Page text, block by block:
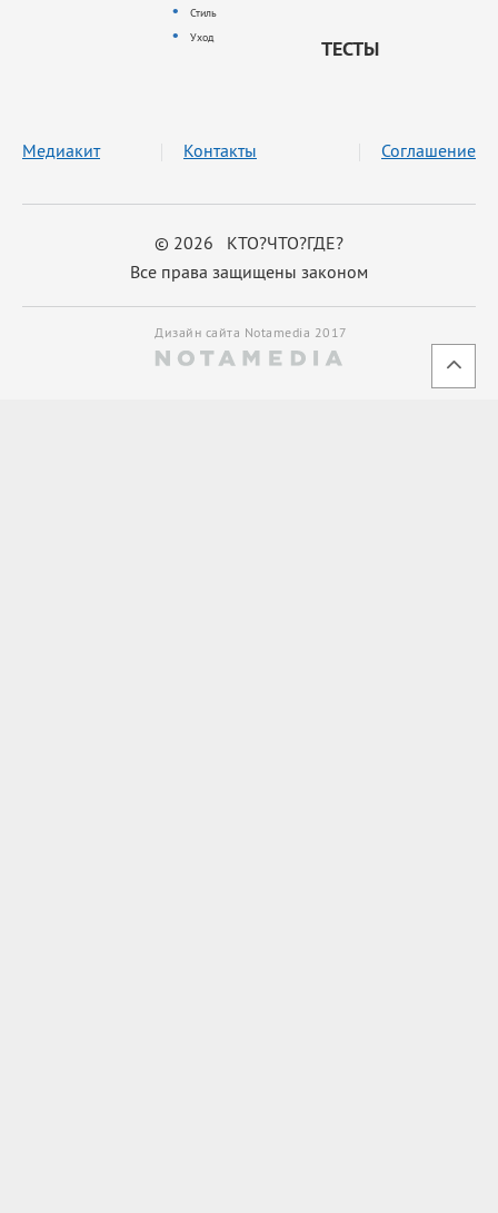
Стиль
Уход
ТЕСТЫ
© 2026 КТО?ЧТО?ГДЕ?
Все права защищены законом
Медиакит Контакты Соглашение
Дизайн сайта Notamedia 2017